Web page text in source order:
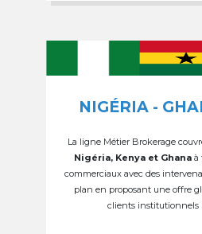
NIGÉRIA -
La ligne Métier Brokerage
Nigéria, Kenya et Ghana à
commerciaux avec des
plan en proposant une offre
clients institutionnels